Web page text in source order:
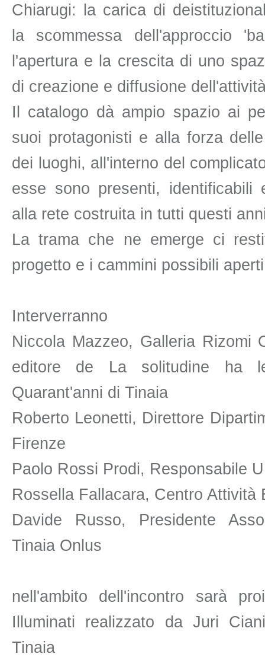
Chiarugi: la carica di
la scommessa dell'approccio
l'apertura e la crescita di uno
di creazione e diffusione
Il catalogo dà ampio spazio ai
suoi protagonisti e alla forza
dei luoghi, all'interno del
esse sono presenti, identificabili
alla rete costruita in tutti questi
La trama che ne emerge ci
progetto e i cammini possibili
Interverranno
Niccola Mazzeo, Galleria Rizomi
editore de La solitudine ha
Quarant'anni di Tinaia
Roberto Leonetti, Direttore
Firenze
Paolo Rossi Prodi, Responsabile
Rossella Fallacara, Centro Attività
Davide Russo, Presidente
Tinaia Onlus
nell'ambito dell'incontro sarà
Illuminati realizzato da Juri
Tinaia